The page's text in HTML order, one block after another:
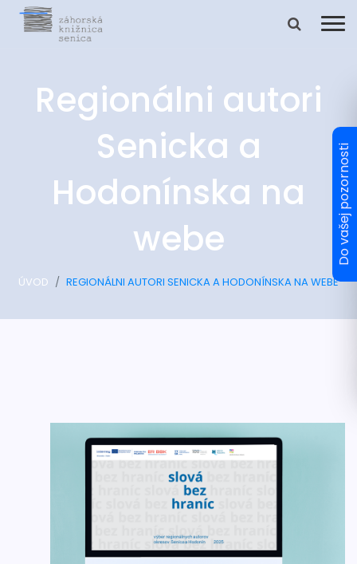
Regionálni autori
Senicka a
Hodonínska na
webe
ÚVOD REGIONÁLNI AUTORI SENICKA A HODONÍNSKA NA WEBE